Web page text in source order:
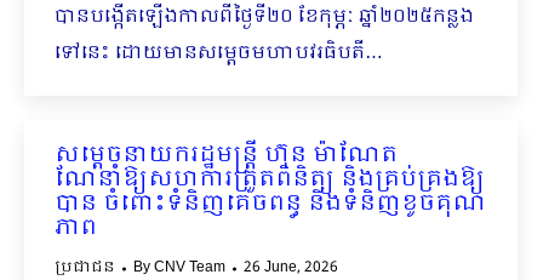
បានបង្កើតឡើងកាលពីថ្ងៃទី២០ ខែកុម្ភៈ ឆ្នាំ២០២៥កន្លង
ទៅនេះ ដោយមានសម្តេចមហាបវរធិបតី…
សម្តេចនាយករដ្ឋមន្ត្រី ហ៊ុន ម៉ាណែត
ណែនាំឱ្យសហការត្រួតពិនិត្យ និងគ្រប់គ្រងឱ្យ
បាន ចំពោះទំនិញគេចពន្ធ និងទំនិញខូចគុណ
ភាព
ប្រជាជន ByCNV Team 26 June, 2026